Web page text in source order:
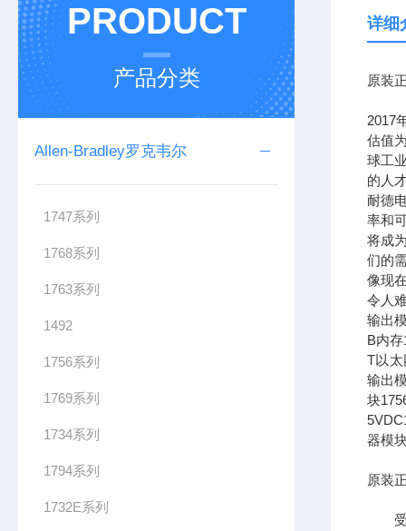
PRODUCT
产品分类
Allen-Bradley罗克韦尔
1747系列
1768系列
1763系列
1492
1756系列
1769系列
1734系列
1794系列
1732E系列
详细
原装
2017
估值
球工
的人
耐德
率和
将成
们的
像现
令人
输出
B内
T以太
输出
块
器模
原装
受到